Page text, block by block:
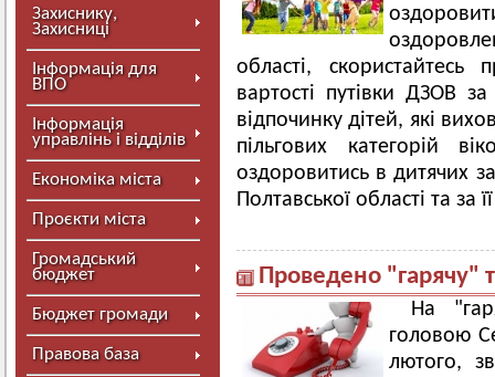
Захиснику,
Захисниці
Інформація для
ВПО
Інформація
управлінь і відділів
Економіка міста
Проєкти міста
Громадський
бюджет
Бюджет громади
Правова база
області, скористайтесь
вартості путівки ДЗОВ
відпочинку дітей, які
пільгових категорій
оздоровитись в дитячих
Полтавської області та за
Проведено "гарячу"
На
головою
лютого,